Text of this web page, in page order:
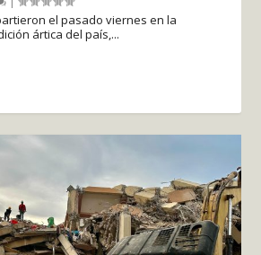
el pasado viernes en la
ártica del país,...